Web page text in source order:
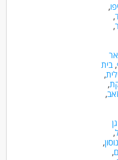
,
,
,
,בית
,
,
,
גן
,
,
,